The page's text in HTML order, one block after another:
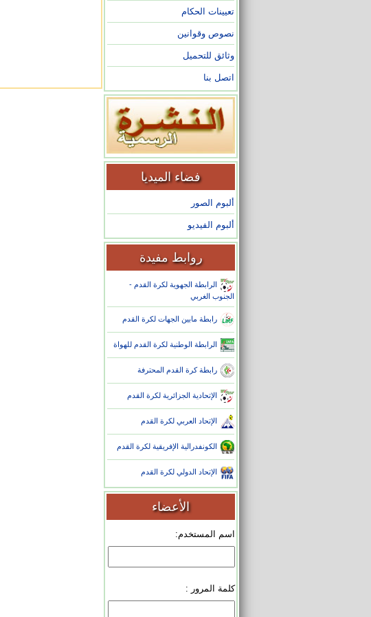
تعيينات الحكام
نصوص وقوانين
وثائق للتحميل
اتصل بنا
فضاء الميديا
ألبوم الصور
ألبوم الفيديو
روابط مفيدة
الرابطة الجهوية لكرة القدم -
الجنوب الغربي
رابطة مابين الجهات لكرة القدم
الرابطة الوطنية لكرة القدم للهواة
رابطة كرة القدم المحترفة
الإتحادية الجزائرية لكرة القدم
الإتحاد العربي لكرة القدم
الكونفدرالية الإفريقية لكرة القدم
الإتحاد الدولي لكرة القدم
الأعضاء
اسم المستخدم:
كلمة المرور :